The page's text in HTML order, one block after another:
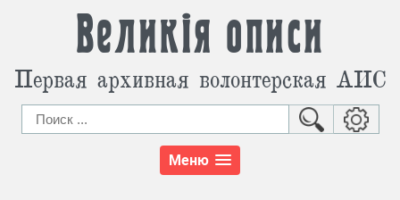
Великія описи
Первая архивная волонтерская АИС
Меню